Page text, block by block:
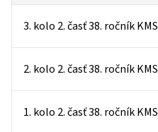
3. kolo 2. časť 38. ročník KMS
2. kolo 2. časť 38. ročník KMS
1. kolo 2. časť 38. ročník KMS